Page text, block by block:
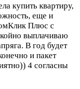
купить квартиру,
еще и
Плюс с
выплачиваю
В год будет
и пакет
4 согласны